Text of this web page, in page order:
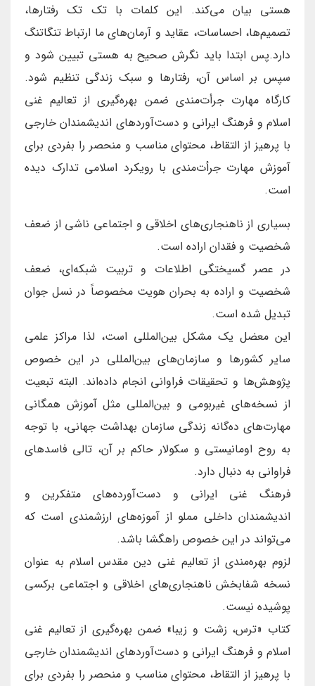
هستی بیان می‌کند. این کلمات با تک تک رفتارها،
تصمیم‌ها، احساسات، عقاید و آرمان‌های ما ارتباط تنگاتنگ
دارد.پس ابتدا باید نگرش صحیح به هستی تبیین شود و
سپس بر اساس آن، رفتارها و سبک زندگی تنظیم شود.
کارگاه مهارت جرأت‌مندی ضمن بهره‌گیری از تعالیم غنی
اسلام و فرهنگ ایرانی و دست‌آوردهای اندیشمندان خارجی
با پرهیز از التقاط، محتوای مناسب و منحصر را بفردی برای
آموزش مهارت جرأت‌مندی با رویکرد اسلامی تدارک دیده
است.
بسیاری از ناهنجاری‌های اخلاقی و اجتماعی ناشی از ضعف
شخصیت و فقدان اراده است.
در عصر گسیختگی اطلاعات و تربیت شبکه‌ای، ضعف
شخصیت و اراده به بحران هویت مخصوصاً در نسل جوان
تبدیل شده است.
این معضل یک مشکل بین‌المللی است، لذا مراکز علمی
سایر کشورها و سازمان‌های بین‌المللی در این خصوص
پژوهش‌ها و تحقیقات فراوانی انجام داده‌اند. البته تبعیت
از نسخه‌های غیربومی و بین‌المللی مثل آموزش همگانی
مهارت‌های ده‌گانه زندگی سازمان بهداشت جهانی، با توجه
به روح اومانیستی و سکولار حاکم بر آن، تالی فاسدهای
فراوانی به دنبال دارد.
فرهنگ غنی ایرانی و دست‌آورده‌های متفکرین و
اندیشمندان داخلی مملو از آموزه‌های ارزشمندی است که
می‌تواند در این خصوص راهگشا باشد.
لزوم بهره‌مندی از تعالیم غنی دین مقدس اسلام به عنوان
نسخه شفابخش ناهنجاری‌های اخلاقی و اجتماعی برکسی
پوشیده نیست.
کتاب «ترس، زشت و زیبا» ضمن بهره‌گیری از تعالیم غنی
اسلام و فرهنگ ایرانی و دست‌آوردهای اندیشمندان خارجی
با پرهیز از التقاط، محتوای مناسب و منحصر را بفردی برای